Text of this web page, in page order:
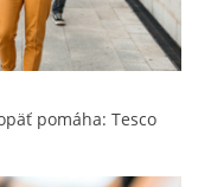
pomáha: Tesco